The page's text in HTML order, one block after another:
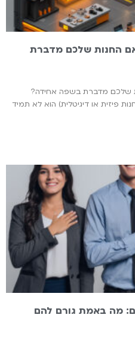
החנות שלכם מדברת
שלכם מדברת בשפה אחידה?
פיזית או דיגיטלית) הוא לא תמיד
מה באמת גורם להם